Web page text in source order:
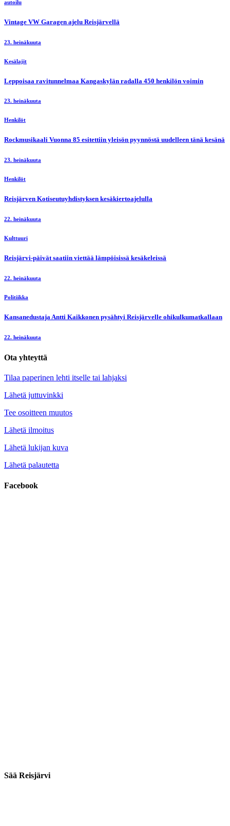
autoilu
Vintage VW Garagen ajelu Reisjärvellä
23. heinäkuuta
Kesälajit
Leppoisaa ravitunnelmaa Kangaskylän radalla 450 henkilön voimin
23. heinäkuuta
Henkilöt
Rockmusikaali Vuonna 85 esitettiin yleisön pyynnöstä uudelleen tänä kesänä
23. heinäkuuta
Henkilöt
Reisjärven Kotiseutuyhdistyksen kesäkiertoajelulla
22. heinäkuuta
Kulttuuri
Reisjärvi-päivät saatiin viettää lämpöisissä kesäkeleissä
22. heinäkuuta
Politiikka
Kansanedustaja Antti Kaikkonen pysähtyi Reisjärvelle ohikulkumatkallaan
22. heinäkuuta
Ota yhteyttä
Tilaa paperinen lehti itselle tai lahjaksi
Lähetä juttuvinkki
Tee osoitteen muutos
Lähetä ilmoitus
Lähetä lukijan kuva
Lähetä palautetta
Facebook
Sää Reisjärvi